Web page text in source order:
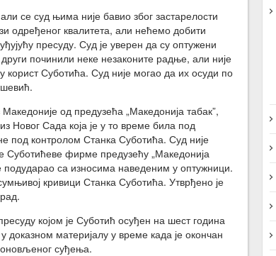
се суд њима није бавио због застарелости
одређеног квалитета, али нећемо добити
пресуду. Суд је уверен да су оптужени
починили неке незаконите радње, али није
Суботића. Суд није могао да их осуди по
од предузећа „Македонија табак”,
Новог Сада која је у то време била под
под контролом Станка Суботића. Суд није
Суботићеве фирме предузећу „Македонија
подударао са износима наведеним у оптужници.
кривици Станка Суботића. Утврђено је
којом је Суботић осуђен на шест година
доказном материјалу у време када је окончан
суђења.